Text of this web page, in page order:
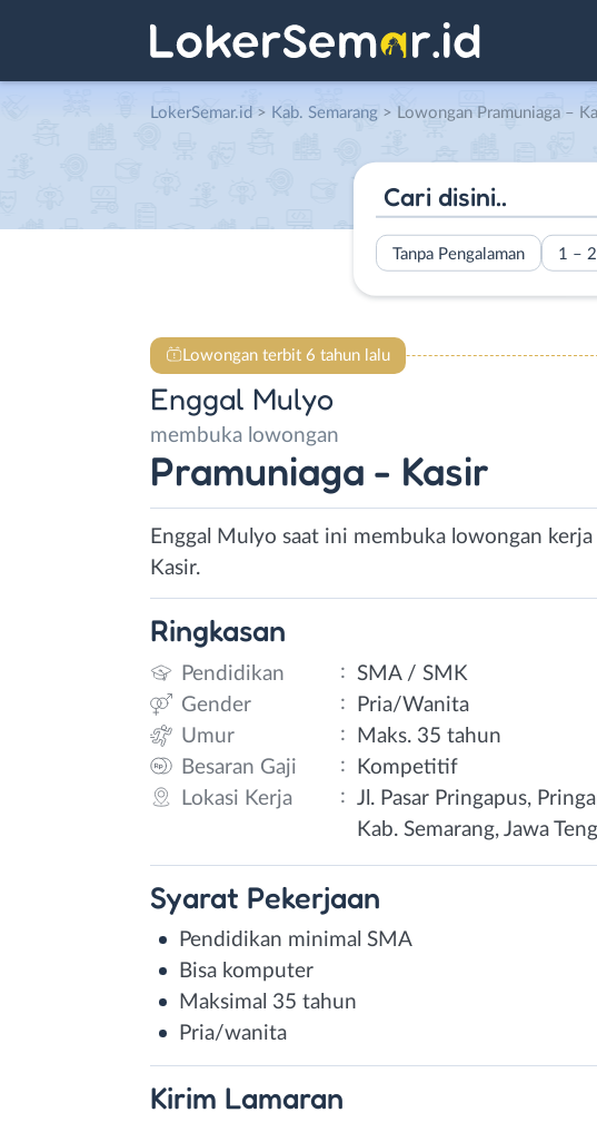
LokerSemar.id > Kab. Semarang > Lowongan Pramuniaga – Kasir di Enggal
Tanpa Pengalaman 1 –
Lowongan terbit 6 tahun lalu
Enggal Mulyo
membuka lowongan
Pramuniaga - Kasir
Enggal Mulyo saat ini membuka lowongan
Kasir.
Ringkasan
Pendidikan : SMA / SMK
Gender
:
Pria/Wanita
Umur
:
Maks. 35 tahun
Besaran Gaji
:
Kompetitif
Lokasi Kerja
: Jl. Pasar Pringapus,
Kab. Semarang, Jawa
Syarat Pekerjaan
Pendidikan minimal SMA
Bisa komputer
Maksimal 35 tahun
Pria/wanita
Kirim Lamaran